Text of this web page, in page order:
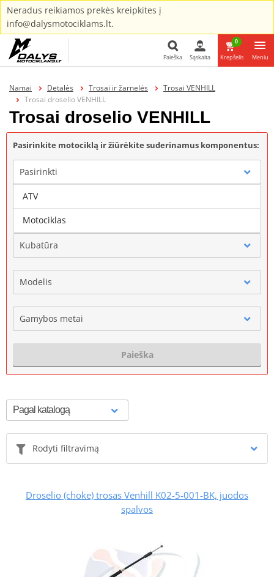
Neradus reikiamos prekės kreipkites į
info@dalysmotociklams.lt.
Paieška Sąskaita
0
Krepšelis Meniu
Namai Detalės Trosai ir žarnelės
Trosai VENHILL
Trosai droselio VENHILL
Trosai droselio VENHILL
Pasirinkite motociklą ir žiūrėkite suderinamus komponentus:
Pasirinkti
Gamintojas
Kubatūra
Modelis
Gamybos metai
Paieška
Rodyti filtravimą
Droselio (choke) trosas Venhill K02-5-001-BK, juodos
spalvos
ATV
Motociklas